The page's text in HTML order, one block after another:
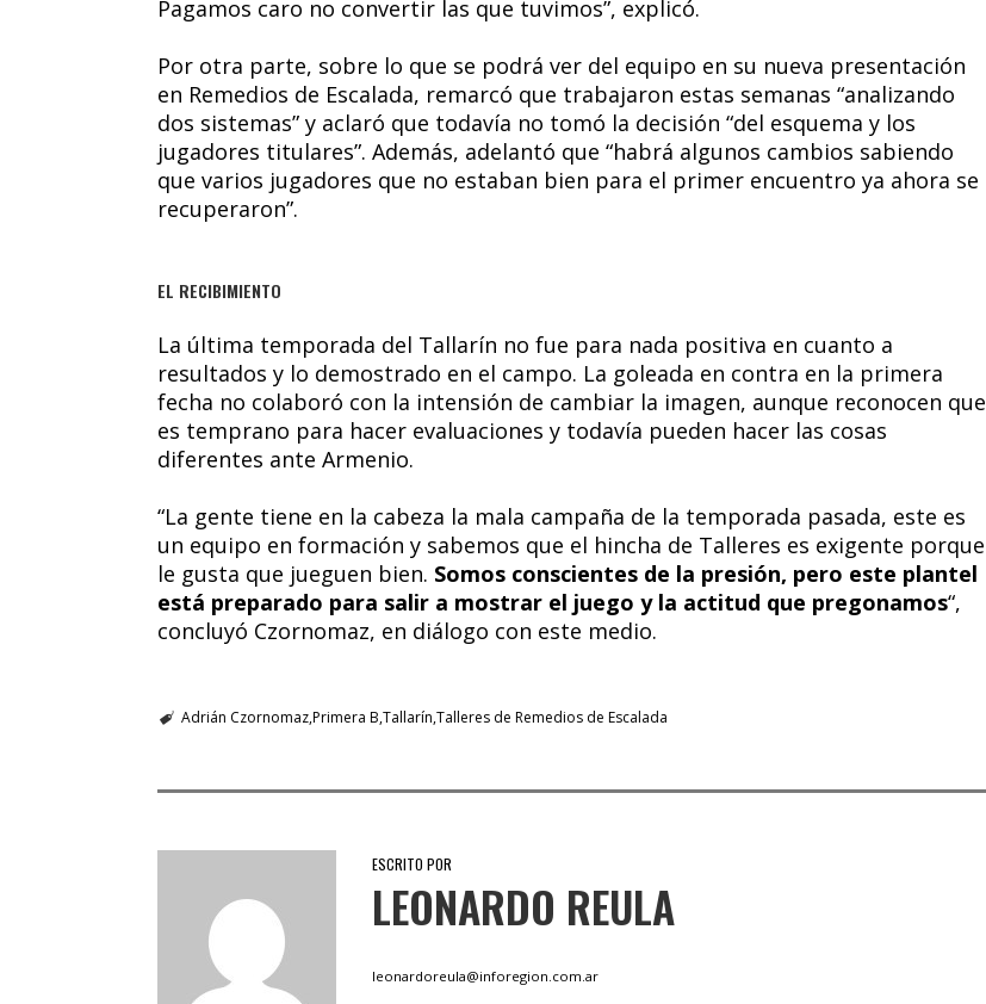
Pagamos caro no convertir las que tuvimos”, explicó.
Por otra parte, sobre lo que se podrá ver del equipo en su nueva presentación
en Remedios de Escalada, remarcó que trabajaron estas semanas “analizando
dos sistemas” y aclaró que todavía no tomó la decisión “del esquema y los
jugadores titulares”. Además, adelantó que “habrá algunos cambios sabiendo
que varios jugadores que no estaban bien para el primer encuentro ya ahora se
recuperaron”.
EL RECIBIMIENTO
La última temporada del Tallarín no fue para nada positiva en cuanto a
resultados y lo demostrado en el campo. La goleada en contra en la primera
fecha no colaboró con la intensión de cambiar la imagen, aunque reconocen que
es temprano para hacer evaluaciones y todavía pueden hacer las cosas
diferentes ante Armenio.
“La gente tiene en la cabeza la mala campaña de la temporada pasada, este es
un equipo en formación y sabemos que el hincha de Talleres es exigente porque
le gusta que jueguen bien. Somos conscientes de la presión, pero este plantel
está preparado para salir a mostrar el juego y la actitud que pregonamos“,
concluyó Czornomaz, en diálogo con este medio.
Adrián CzornomazPrimera B Tallarín Talleres de Remedios de Escalada
ESCRITO POR
LEONARDO REULA
leonardoreula@inforegion.com.ar